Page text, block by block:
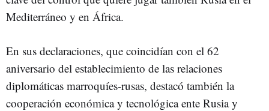
Mediterráneo y en África.
En sus declaraciones, que coincidían con el 62
aniversario del establecimiento de las relaciones
diplomáticas marroquíes-rusas, destacó también la
cooperación económica y tecnológica ente Rusia y